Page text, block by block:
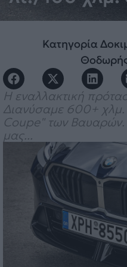
Κατηγορία
Η εναλλακτική
Διανύσαμε 600+ χλμ.
Coupe" των Βαυαρών.
μας...